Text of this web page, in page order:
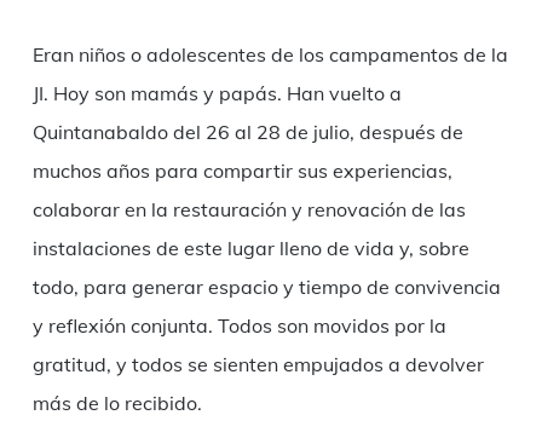
Eran niños o adolescentes de los campamentos de la
JI. Hoy son mamás y papás. Han vuelto a
Quintanabaldo del 26 al 28 de julio, después de
muchos años para compartir sus experiencias,
colaborar en la restauración y renovación de las
instalaciones de este lugar lleno de vida y, sobre
todo, para generar espacio y tiempo de convivencia
y reflexión conjunta. Todos son movidos por la
gratitud, y todos se sienten empujados a devolver
más de lo recibido.